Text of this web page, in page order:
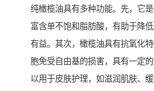
纯橄榄油具有多种功能。先，它是
富含单不饱和脂肪酸，有助于降
有益。其次，橄榄油具有抗氧化
胞免受自由基的损害，具有一定
以用于皮肤护理，如滋润肌肤、缓